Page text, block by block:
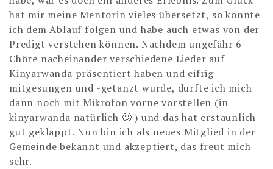
hat mir meine Mentorin vieles übersetzt, so konnte
ich dem Ablauf folgen und habe auch etwas von der
Predigt verstehen können. Nachdem ungefähr 6
Chöre nacheinander verschiedene Lieder auf
Kinyarwanda präsentiert haben und eifrig
mitgesungen und -getanzt wurde, durfte ich mich
dann noch mit Mikrofon vorne vorstellen (in
kinyarwanda natürlich 🙂 ) und das hat erstaunlich
gut geklappt. Nun bin ich als neues Mitglied in der
Gemeinde bekannt und akzeptiert, das freut mich
sehr.